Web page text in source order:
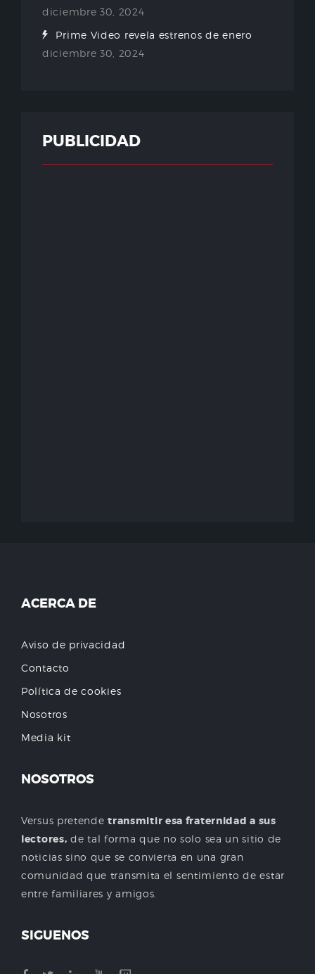
diciembre 30, 2024
Prime Video revela estrenos de enero
diciembre 30, 2024
PUBLICIDAD
ACERCA DE
Aviso de privacidad
Contacto
Política de cookies
Nosotros
Media kit
NOSOTROS
Versus pretendetransmitir esa fraternidad a sus
lectores, de tal forma que no solo sea un sitio de
noticias sino que se convierta en una gran
comunidad que transmita el sentimiento de estar
entre familiares y amigos.
SIGUENOS